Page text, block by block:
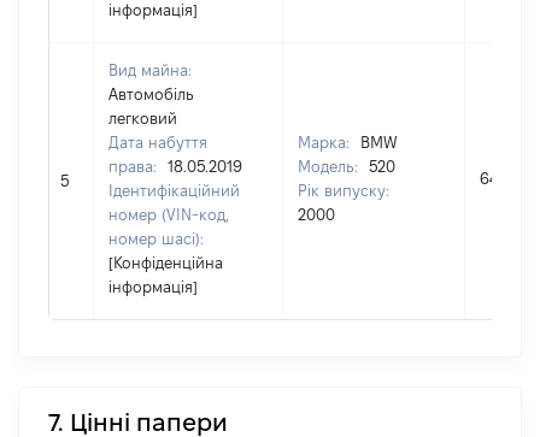
інформація]
5
Вид майна:
Автомобіль
легковий
Дата набуття
права:
18.05.2019
Ідентифікаційний
номер (VIN-код,
номер шасі):
[Конфіденційна
інформація]
Марка:
BMW
Модель:
520
Рік випуску:
2000
64000
7. Цінні папери